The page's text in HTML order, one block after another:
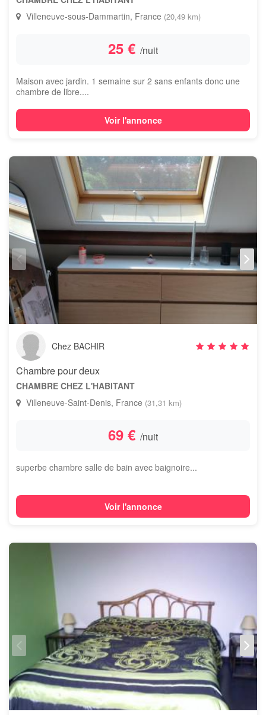
Villeneuve-sous-Dammartin, France (20,49 km)
25 € /nuit
Maison avec jardin. 1 semaine sur 2 sans enfants donc une
chambre de libre....
Voir l'annonce
Chez BACHIR
Chambre pour deux
CHAMBRE CHEZ L'HABITANT
Villeneuve-Saint-Denis, France (31,31 km)
69 € /nuit
superbe chambre salle de bain avec baignoire...
Voir l'annonce